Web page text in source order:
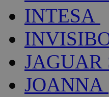
INTESA
JAGUAR
JOANNA